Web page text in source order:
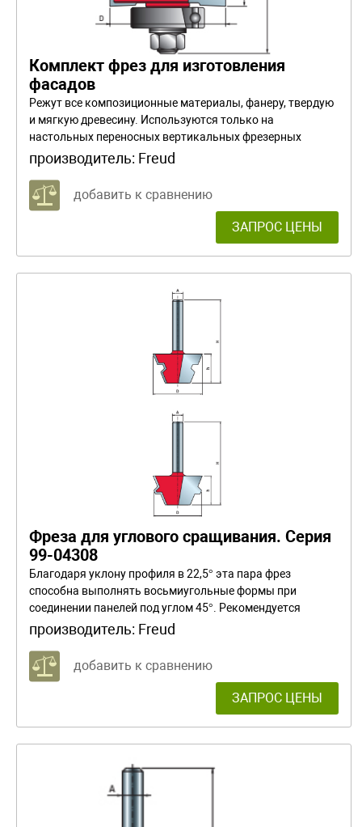
Комплект фрез для изготовления
фасадов
Режут все композиционные материалы, фанеру, твердую
и мягкую древесину. Используются только на
настольных переносных вертикальных фрезерных
машинах. При снятии большого объема материала
работайте в несколько проходов.
производитель: Freud
добавить к сравнению
ЗАПРОС ЦЕНЫ
Фреза для углового сращивания. Серия
99-04308
Благодаря уклону профиля в 22,5° эта пара фрез
способна выполнять восьмиугольные формы при
соединении панелей под углом 45°. Рекомендуется
настроить высоту фрезы вертикальной фрезерной
машины и разметить центр профиля в соответствии с
толщиной панели. Режут все композиционные
материалы, фанеру, твердую и мягкую древесину.
Используются только на настольных переносных
большого объема материала работайте в несколько
проходов.
производитель: Freud
добавить к сравнению
ЗАПРОС ЦЕНЫ